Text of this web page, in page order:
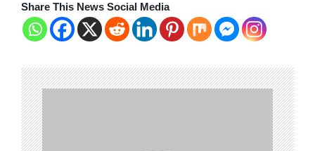
Share This News Social Media